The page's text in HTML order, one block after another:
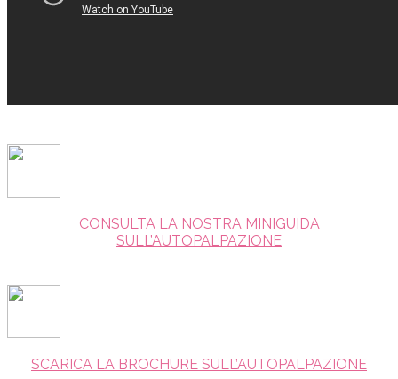
CONSULTA LA NOSTRA MINIGUIDA
SULL’AUTOPALPAZIONE
SCARICA LA BROCHURE SULL’AUTOPALPAZIONE